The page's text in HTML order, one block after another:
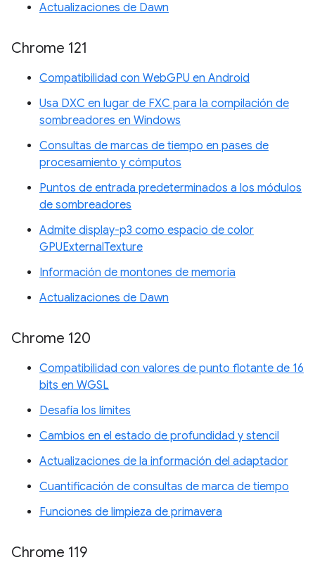
Actualizaciones de Dawn
Chrome 121
Compatibilidad con WebGPU en Android
Usa DXC en lugar de FXC para la compilación de
sombreadores en Windows
Consultas de marcas de tiempo en pases de
procesamiento y cómputos
Puntos de entrada predeterminados a los módulos
de sombreadores
Admite display-p3 como espacio de color
GPUExternalTexture
Información de montones de memoria
Actualizaciones de Dawn
Chrome 120
Compatibilidad con valores de punto flotante de 16
bits en WGSL
Desafía los límites
Cambios en el estado de profundidad y stencil
Actualizaciones de la información del adaptador
Cuantificación de consultas de marca de tiempo
Funciones de limpieza de primavera
Chrome 119